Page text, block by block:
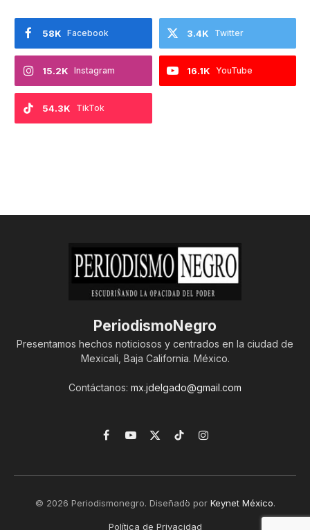
Facebook
58K Twitter
3.4K
Instagram
15.2K YouTube
16.1K
TikTok
54.3K
PeriodismoNegro
Presentamos hechos noticiosos y centrados en la ciudad de
Mexicali, Baja California. México.
Contáctanos: mx.jdelgado@gmail.com
Facebook
YouTube
X
TikTokInstagram
© 2026 Periodismonegro. Diseñado por Keynet México.
Política de Privacidad